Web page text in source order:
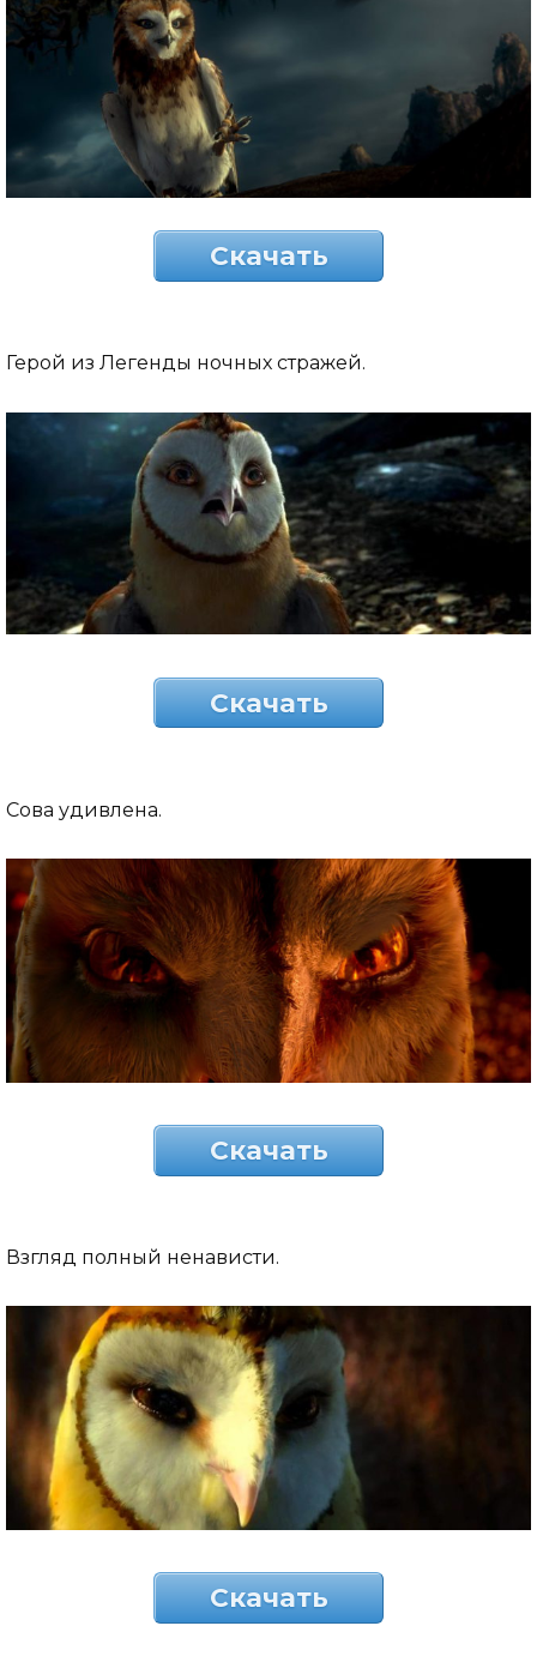
Скачать
Герой из Легенды ночных стражей.
Скачать
Сова удивлена.
Скачать
Взгляд полный ненависти.
Скачать